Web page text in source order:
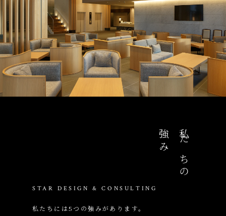
私たちの
強み
STAR DESIGN & CONSULTING
私たちには5つの強みがあります。